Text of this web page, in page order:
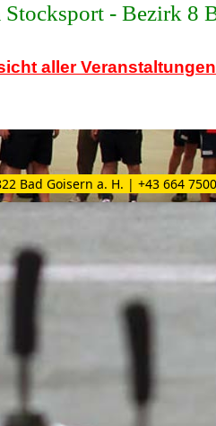
- Bezirk 8
aller Veranstaltungen
Bad Goisern a. H. | +43 664